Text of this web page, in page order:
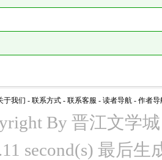
于我们 - 联系方式 - 联系客服 - 读者导航 - 作者导
By 晋江文学
second(s) 最后